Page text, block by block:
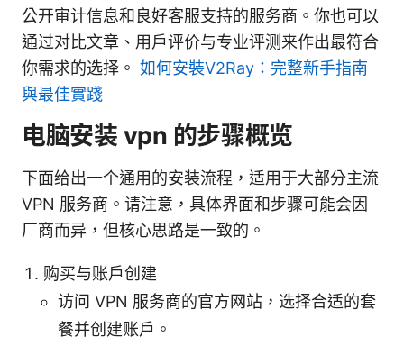
公开审计信息和良好客服支持的服务商。你也可以
通过对比文章、用户评价与专业评测来作出最符合
你需求的选择。 如何安裝V2Ray：完整新手指南
與最佳實踐
电脑安装 vpn 的步骤概览
下面给出一个通用的安装流程，适用于大部分主流
VPN 服务商。请注意，具体界面和步骤可能会因
厂商而异，但核心思路是一致的。
购买与账户创建
访问 VPN 服务商的官方网站，选择合适的套
餐并创建账户。